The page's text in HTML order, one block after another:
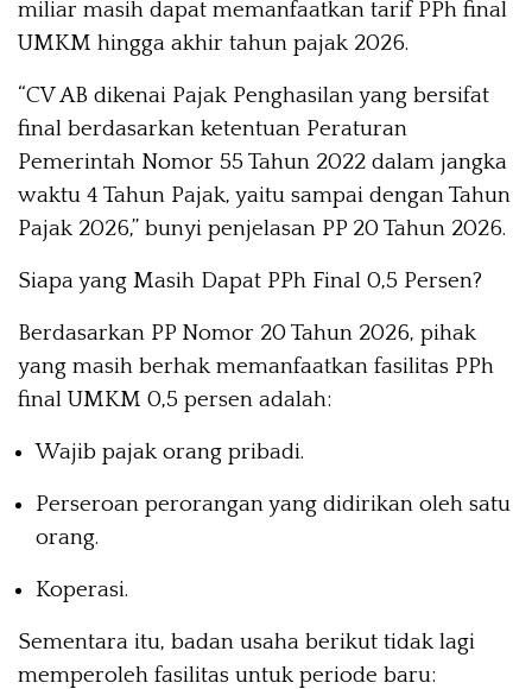
miliar masih dapat memanfaatkan tarif PPh final
UMKM hingga akhir tahun pajak 2026.
“CV AB dikenai Pajak Penghasilan yang bersifat
final berdasarkan ketentuan Peraturan
Pemerintah Nomor 55 Tahun 2022 dalam jangka
waktu 4 Tahun Pajak, yaitu sampai dengan Tahun
Pajak 2026,” bunyi penjelasan PP 20 Tahun 2026.
Siapa yang Masih Dapat PPh Final 0,5 Persen?
Berdasarkan PP Nomor 20 Tahun 2026, pihak
yang masih berhak memanfaatkan fasilitas PPh
final UMKM 0,5 persen adalah:
Wajib pajak orang pribadi.
Perseroan perorangan yang didirikan oleh satu
orang.
Koperasi.
Sementara itu, badan usaha berikut tidak lagi
memperoleh fasilitas untuk periode baru: